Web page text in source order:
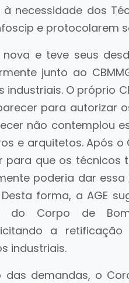
necessidade dos
e protocolarem
e teve seus
junto ao
O próprio
para autorizar
não contemplou
e arquitetos. Após o
para que os técnicos
poderia dar
forma, a AGE
do Corpo de
a
industriais.
demandas, o